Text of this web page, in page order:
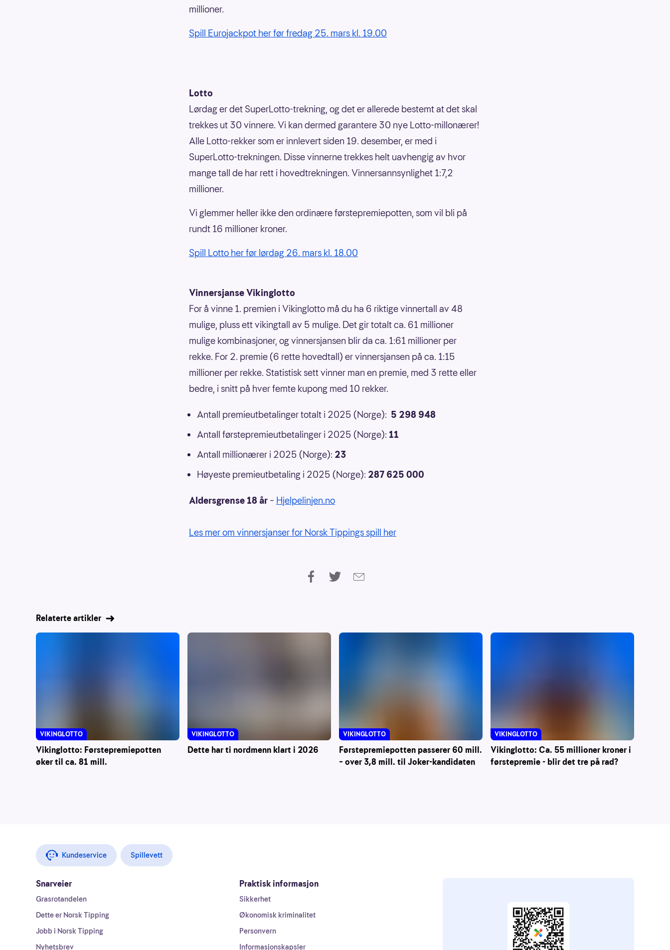
millioner.
Spill Eurojackpot her før fredag 25. mars kl. 19.00
Lotto
Lørdag er det SuperLotto-trekning, og det er allerede bestemt at det skal
trekkes ut 30 vinnere. Vi kan dermed garantere 30 nye Lotto-millonærer!
Alle Lotto-rekker som er innlevert siden 19. desember, er med i
SuperLotto-trekningen. Disse vinnerne trekkes helt uavhengig av hvor
mange tall de har rett i hovedtrekningen. Vinnersannsynlighet 1:7,2
millioner.
Vi glemmer heller ikke den ordinære førstepremiepotten, som vil bli på
rundt 16 millioner kroner.
Spill Lotto her før lørdag 26. mars kl. 18.00
Vinnersjanse Vikinglotto
For å vinne 1. premien i Vikinglotto må du ha 6 riktige vinnertall av 48
mulige, pluss ett vikingtall av 5 mulige. Det gir totalt ca. 61 millioner
mulige kombinasjoner, og vinnersjansen blir da ca. 1:61 millioner per
rekke. For 2. premie (6 rette hovedtall) er vinnersjansen på ca. 1:15
millioner per rekke. Statistisk sett vinner man en premie, med 3 rette eller
bedre, i snitt på hver femte kupong med 10 rekker.
Antall premieutbetalinger totalt i 2025 (Norge): 5 298 948
Antall førstepremieutbetalinger i 2025 (Norge): 11
Antall millionærer i 2025 (Norge): 23
Høyeste premieutbetaling i 2025 (Norge): 287 625 000
Aldersgrense 18 år – Hjelpelinjen.no
Les mer om vinnersjanser for Norsk Tippings spill her
Relaterte artikler
Vikinglotto: Førstepremiepotten
øker til ca. 81 mill.
VIKINGLOTTO
Dette har ti nordmenn klart i 2026
VIKINGLOTTO
Førstepremiepotten passerer 60 mill.
– over 3,8 mill. til Joker-kandidaten
VIKINGLOTTO
Vikinglotto: Ca. 55 millioner kroner i
førstepremie - blir det tre på rad?
VIKINGLOTTO
Kundeservice Spillevett
Snarveier
Grasrotandelen
Dette er Norsk Tipping
Jobb i Norsk Tipping
Nyhetsbrev
Praktisk informasjon
Sikkerhet
Økonomisk kriminalitet
Personvern
Informasjonskapsler